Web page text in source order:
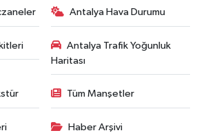
Antalya Hava Durumu
Antalya Trafik Yoğunluk
Haritası
Tüm Manşetler
Haber Arşivi